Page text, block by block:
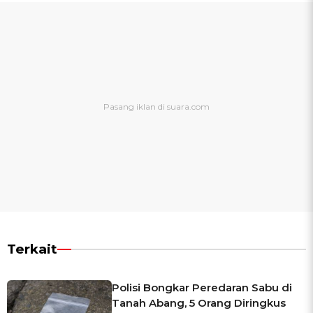
Terkait
Polisi Bongkar Peredaran Sabu di
Tanah Abang, 5 Orang Diringkus